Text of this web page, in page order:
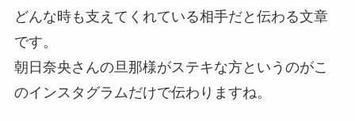
どんな時も支えてくれている相手だと伝わる文章
です。
朝日奈央さんの旦那様がステキな方というのがこ
のインスタグラムだけで伝わりますね。